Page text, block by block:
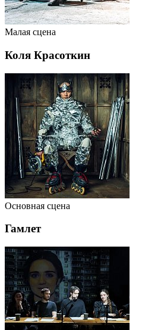
Малая сцена
Коля Красоткин
Основная сцена
Гамлет